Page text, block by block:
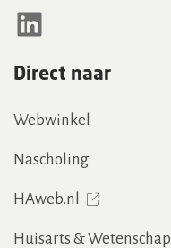
LinkedIn
Direct naar
Webwinkel
Nascholing
HAweb.nl
Huisarts & Wetenschap